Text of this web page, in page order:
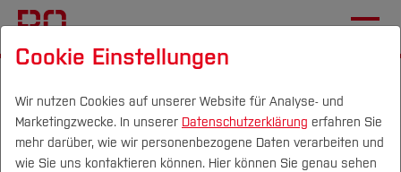
Mechatronik und Maschinenbau
Einrichtungen
Lehrveranstaltungen
Cookie Einstellungen
Wir nutzen Cookies auf unserer Website für Analyse- und
Marketingzwecke. In unserer Datenschutzerklärung erfahren Sie
mehr darüber, wie wir personenbezogene Daten verarbeiten und
wie Sie uns kontaktieren können. Hier können Sie genau sehen